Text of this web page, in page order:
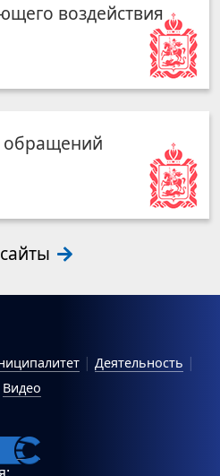
воздействия
Деятельность
Видео